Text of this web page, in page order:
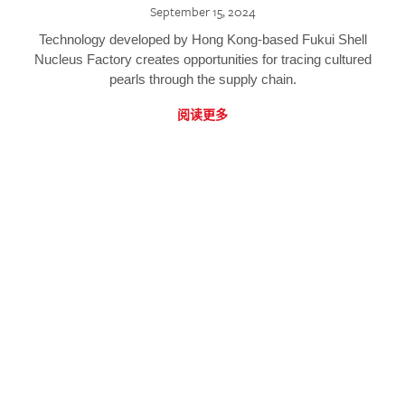
September 15, 2024
Technology developed by Hong Kong-based Fukui Shell
Nucleus Factory creates opportunities for tracing cultured
pearls through the supply chain.
阅读更多